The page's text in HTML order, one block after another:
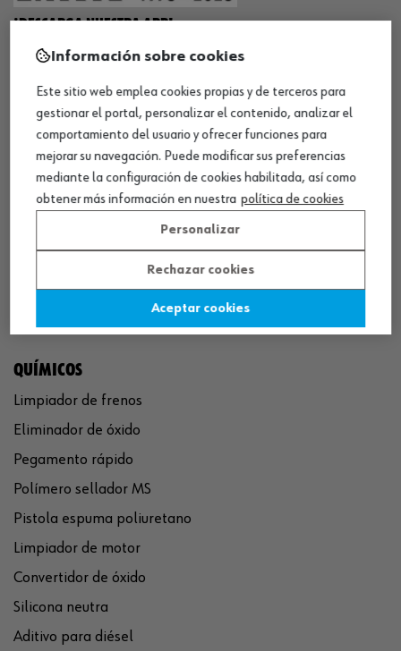
¡DESCARGA NUESTRA APP!
MÉTODOS DE PAGO
¡SÍGUENOS!
QUÍMICOS
Limpiador de frenos
Eliminador de óxido
Pegamento rápido
Polímero sellador MS
Pistola espuma poliuretano
Limpiador de motor
Convertidor de óxido
Silicona neutra
Aditivo para diésel
Información sobre cookies
Este sitio web emplea cookies propias y de terceros para
gestionar el portal, personalizar el contenido, analizar el
comportamiento del usuario y ofrecer funciones para
mejorar su navegación. Puede modificar sus preferencias
mediante la configuración de cookies habilitada, así como
obtener más información en nuestra política de cookies
Personalizar
Rechazar cookies
Aceptar cookies